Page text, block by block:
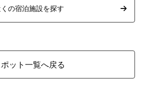
の宿泊施設を探す
ット一覧へ戻る